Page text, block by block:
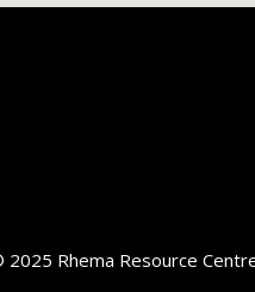
2025 Rhema Resource